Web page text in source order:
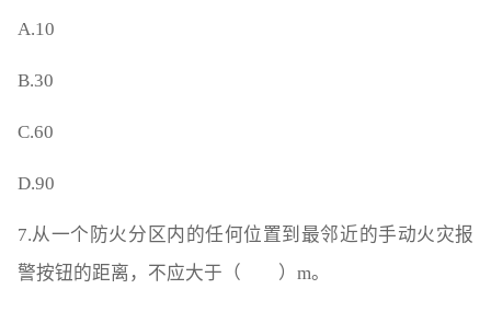
A.10
B.30
C.60
D.90
7.从一个防火分区内的任何位置到最邻近的手动火灾报
警按钮的距离，不应大于（ ）m。